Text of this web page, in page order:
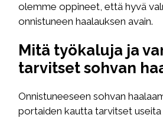
olemme oppineet, että hyvä
onnistuneen haalauksen avain.
Mitä työkaluja ja
tarvitset sohvan
Onnistuneeseen sohvan
portaiden kautta tarvitset